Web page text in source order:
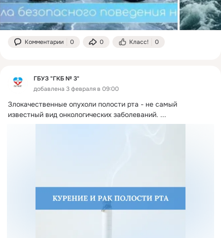
Комментарии 0 0 Класс! 0
ГБУЗ "ГКБ № 3"
добавлена 3 февраля в 09:00
Злокачественные опухоли полости рта - не самый
известный вид онкологических заболеваний. ...